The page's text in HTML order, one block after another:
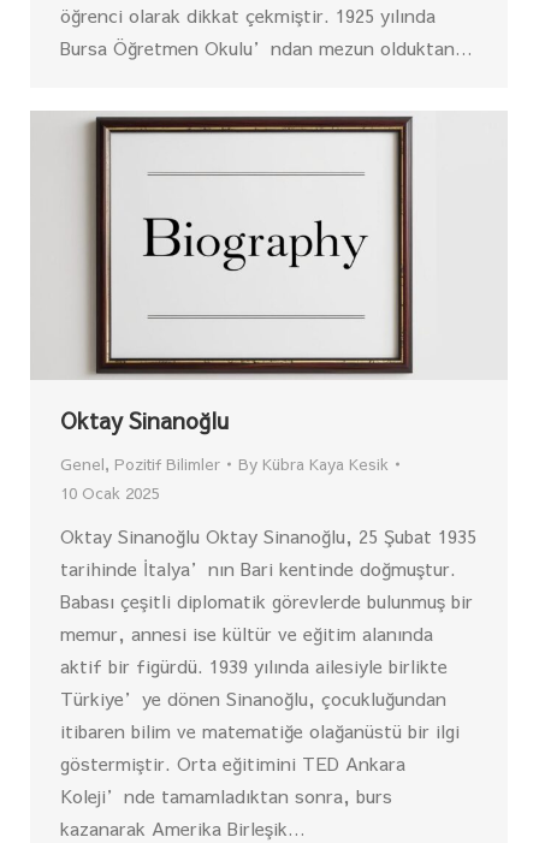
öğrenci olarak dikkat çekmiştir. 1925 yılında
Bursa Öğretmen Okulu’ndan mezun olduktan…
Oktay Sinanoğlu
Genel, Pozitif Bilimler By Kübra Kaya Kesik
10 Ocak 2025
Oktay Sinanoğlu Oktay Sinanoğlu, 25 Şubat 1935
tarihinde İtalya’nın Bari kentinde doğmuştur.
Babası çeşitli diplomatik görevlerde bulunmuş bir
memur, annesi ise kültür ve eğitim alanında
aktif bir figürdü. 1939 yılında ailesiyle birlikte
Türkiye’ye dönen Sinanoğlu, çocukluğundan
itibaren bilim ve matematiğe olağanüstü bir ilgi
göstermiştir. Orta eğitimini TED Ankara
Koleji’nde tamamladıktan sonra, burs
kazanarak Amerika Birleşik…